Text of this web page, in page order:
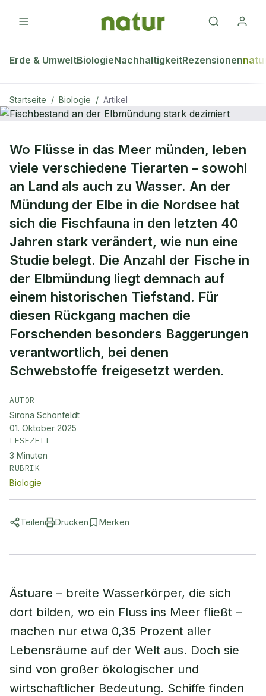
Erde & UmweltBiologieNachhaltigkeitRezensionen
Startseite / Biologie / Artikel
Fischbestand an der Elbmündung
stark dezimiert
Wo Flüsse in das Meer münden, leben
viele verschiedene Tierarten – sowohl
an Land als auch zu Wasser. An der
Mündung der Elbe in die Nordsee hat
sich die Fischfauna in den letzten 40
Jahren stark verändert, wie nun eine
Studie belegt. Die Anzahl der Fische in
der Elbmündung liegt demnach auf
einem historischen Tiefstand. Für
diesen Rückgang machen die
Forschenden besonders Baggerungen
verantwortlich, bei denen
Schwebstoffe freigesetzt werden.
AUTOR
Sirona Schönfeldt
01. Oktober 2025
LESEZEIT
3 Minuten
RUBRIK
Biologie
Teilen Drucken Merken
Ästuare – breite Wasserkörper, die sich
dort bilden, wo ein Fluss ins Meer fließt –
machen nur etwa 0,35 Prozent aller
Lebensräume auf der Welt aus. Doch sie
sind von großer ökologischer und
wirtschaftlicher Bedeutung. Schiffe finden